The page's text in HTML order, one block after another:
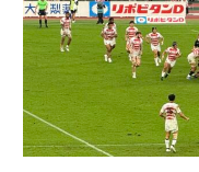
日
本
代
表
VS
オ
ー